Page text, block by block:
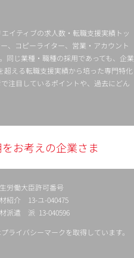
イティブの求人数・転職支援実績トッ
、コピーライター、営業・アカウント
同じ業種・職種の採用であっても、企業
超える転職支援実績から培った専門特化
注目しているポイントや、過去にどん
お考えの企業さま
労働大臣許可番号
紹介 13-ユ-040475
派遣 派 13-040596
ライバシーマークを取得しています。